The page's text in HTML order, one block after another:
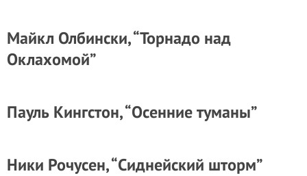
Майкл Олбински, “Торнадо над
Оклахомой”
Пауль Кингстон, “Осенние туманы”
Ники Рочусен, “Сиднейский шторм”